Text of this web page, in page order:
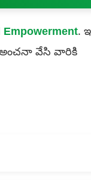
.
అంచనా వేసి వారికి